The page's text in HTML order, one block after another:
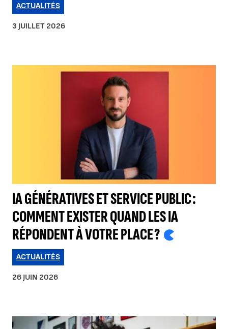
ACTUALITÉS
3 JUILLET 2026
IA GÉNÉRATIVES ET SERVICE PUBLIC :
COMMENT EXISTER QUAND LES IA
RÉPONDENT À VOTRE PLACE ?
ACTUALITÉS
26 JUIN 2026